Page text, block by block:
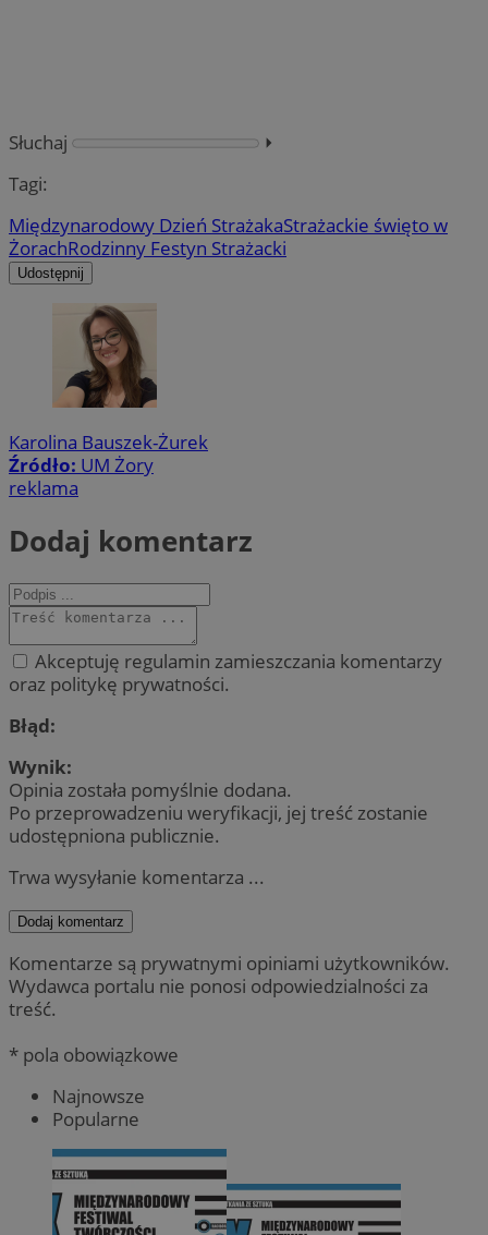
Słuchaj
⏵︎
Tagi:
Międzynarodowy Dzień StrażakaStrażackie święto w
ŻorachRodzinny Festyn Strażacki
Udostępnij
Karolina Bauszek-Żurek
Źródło: UM Żory
reklama
Dodaj komentarz
Akceptuję regulamin zamieszczania komentarzy
oraz politykę prywatności.
Błąd:
Wynik:
Opinia została pomyślnie dodana.
Po przeprowadzeniu weryfikacji, jej treść zostanie
udostępniona publicznie.
Trwa wysyłanie komentarza ...
Dodaj komentarz
Komentarze są prywatnymi opiniami użytkowników.
Wydawca portalu nie ponosi odpowiedzialności za
treść.
* pola obowiązkowe
Najnowsze
Popularne